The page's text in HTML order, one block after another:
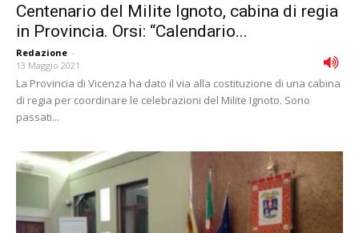
Centenario del Milite Ignoto, cabina di regia
in Provincia. Orsi: “Calendario...
Redazione -
13 Maggio 2021
La Provincia di Vicenza ha dato il via alla costituzione di una cabina
di regia per coordinare le celebrazioni del Milite Ignoto. Sono
passati...